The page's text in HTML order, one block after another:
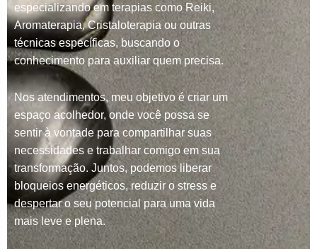
especializando em terapias como Reiki,
Aromaterapia, Cristaloterapia ou outras
técnicas específicas, buscando o
conhecimento para auxiliar quem precisa.
Nos atendimentos, meu objetivo é criar um
espaço acolhedor, onde você possa se
sentir à vontade para compartilhar suas
necessidades e trabalhar comigo em sua
transformação. Juntos, podemos liberar
bloqueios energéticos, reduzir o stress e
despertar o seu potencial para uma vida
mais leve e plena.